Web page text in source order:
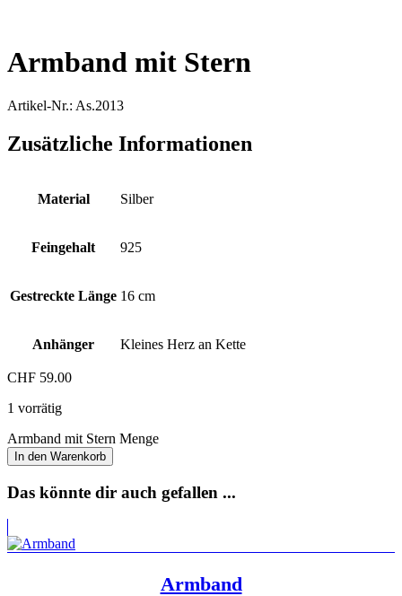
Armband mit Stern
Artikel-Nr.: As.2013
Zusätzliche Informationen
Material Silber
Feingehalt 925
Gestreckte Länge 16 cm
Anhänger Kleines Herz an Kette
CHF 59.00
1 vorrätig
Armband mit Stern Menge
In den Warenkorb
Das könnte dir auch gefallen ...
Armband